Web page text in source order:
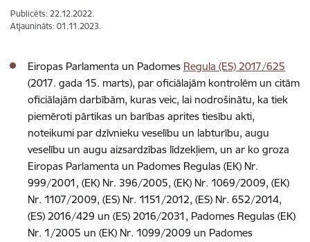
Publicēts: 22.12.2022.
Atjaunināts: 01.11.2023.
Eiropas Parlamenta un Padomes Regula (ES) 2017/625
(2017. gada 15. marts), par oficiālajām kontrolēm un citām
oficiālajām darbībām, kuras veic, lai nodrošinātu, ka tiek
piemēroti pārtikas un barības aprites tiesību akti,
noteikumi par dzīvnieku veselību un labturību, augu
veselību un augu aizsardzības līdzekļiem, un ar ko groza
Eiropas Parlamenta un Padomes Regulas (EK) Nr.
999/2001, (EK) Nr. 396/2005, (EK) Nr. 1069/2009, (EK)
Nr. 1107/2009, (ES) Nr. 1151/2012, (ES) Nr. 652/2014,
(ES) 2016/429 un (ES) 2016/2031, Padomes Regulas (EK)
Nr. 1/2005 un (EK) Nr. 1099/2009 un Padomes